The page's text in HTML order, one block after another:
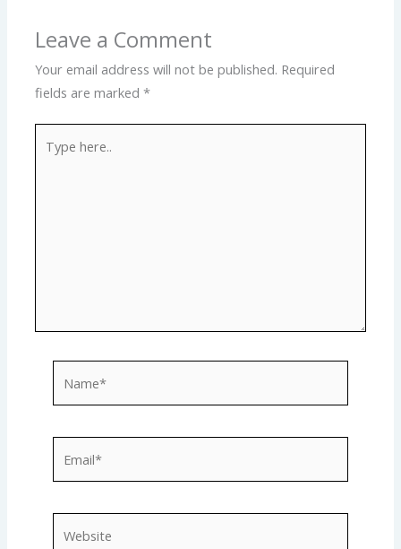
Leave a Comment
Your email address will not be published. Required
fields are marked*
here..